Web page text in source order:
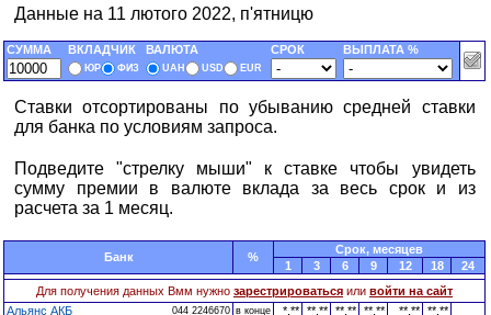
Данные на 11 лютого 2022, п'ятницю
СУММА ВКЛАДЧИК ВАЛЮТА СРОК ВЫПЛАТА %
ЮР ФИЗ UAH USD EUR
Ставки отсортированы по убыванию средней ставки
для банка по условиям запроса.
Подведите "стрелку мыши" к ставке чтобы увидеть
сумму премии в валюте вклада за весь срок и из
расчета за 1 месяц.
Банк %
Cрок, месяцев
1
3 6 9 12 18
24
Для получения данных Вмм нужно зарестрироваться или войти на сайт
Альянс АКБ
044 2246670 в конце *,** **,** **,** **,** **,** **,**